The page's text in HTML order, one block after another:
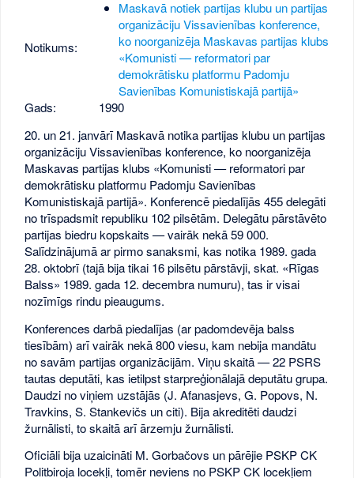
Notikums:
Maskavā notiek partijas klubu un partijas
organizāciju Vissavienības konference,
ko noorganizēja Maskavas partijas klubs
«Komunisti — reformatori par
demokrātisku platformu Padomju
Savienības Komunistiskajā partijā»
Gads:
1990
20. un 21. janvārī Maskavā notika partijas klubu un partijas
organizāciju Vissavienības konference, ko noorganizēja
Maskavas partijas klubs «Komunisti — reformatori par
demokrātisku platformu Padomju Savienības
Komunistiskajā partijā». Konferencē piedalījās 455 delegāti
no trīspadsmit republiku 102 pilsētām. Delegātu pārstāvēto
partijas biedru kopskaits — vairāk nekā 59 000.
Salīdzinājumā ar pirmo sanaksmi, kas notika 1989. gada
28. oktobrī (tajā bija tikai 16 pilsētu pārstāvji, skat. «Rīgas
Balss» 1989. gada 12. decembra numuru), tas ir visai
nozīmīgs rindu pieaugums.
Konferences darbā piedalījas (ar padomdevēja balss
tiesībām) arī vairāk nekā 800 viesu, kam nebija mandātu
no savām partijas organizācijām. Viņu skaitā — 22 PSRS
tautas deputāti, kas ietilpst starpreģionālajā deputātu grupa.
Daudzi no viņiem uzstājās (J. Afanasjevs, G. Popovs, N.
Travkins, S. Stankevičs un citi). Bija akreditēti daudzi
žurnālisti, to skaitā arī ārzemju žurnālisti.
Oficiāli bija uzaicināti M. Gorbačovs un pārējie PSKP CK
Politbiroja locekļi, tomēr neviens no PSKP CK locekļiem